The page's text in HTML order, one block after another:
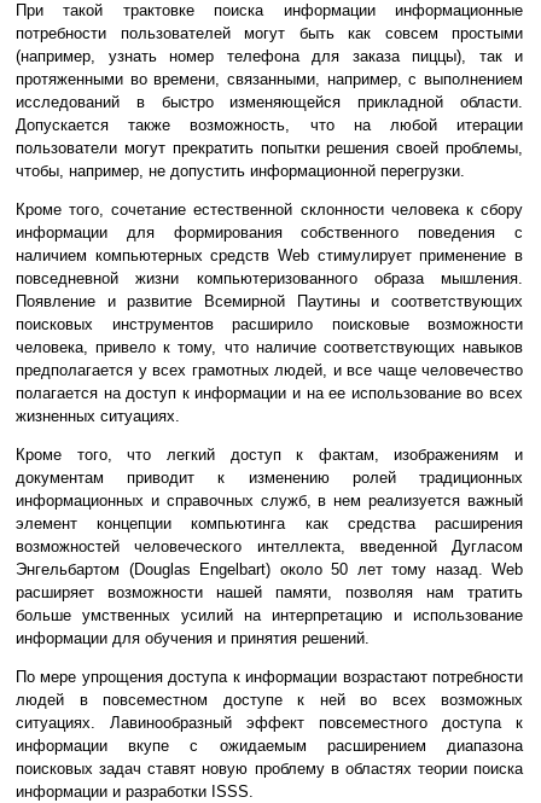
При такой трактовке поиска информации информационные
потребности пользователей могут быть как совсем простыми
(например, узнать номер телефона для заказа пиццы), так и
протяженными во времени, связанными, например, с выполнением
исследований в быстро изменяющейся прикладной области.
Допускается также возможность, что на любой итерации
пользователи могут прекратить попытки решения своей проблемы,
чтобы, например, не допустить информационной перегрузки.
Кроме того, сочетание естественной склонности человека к сбору
информации для формирования собственного поведения с
наличием компьютерных средств Web стимулирует применение в
повседневной жизни компьютеризованного образа мышления.
Появление и развитие Всемирной Паутины и соответствующих
поисковых инструментов расширило поисковые возможности
человека, привело к тому, что наличие соответствующих навыков
предполагается у всех грамотных людей, и все чаще человечество
полагается на доступ к информации и на ее использование во всех
жизненных ситуациях.
Кроме того, что легкий доступ к фактам, изображениям и
документам приводит к изменению ролей традиционных
информационных и справочных служб, в нем реализуется важный
элемент концепции компьютинга как средства расширения
возможностей человеческого интеллекта, введенной Дугласом
Энгельбартом (Douglas Engelbart) около 50 лет тому назад. Web
расширяет возможности нашей памяти, позволяя нам тратить
больше умственных усилий на интерпретацию и использование
информации для обучения и принятия решений.
По мере упрощения доступа к информации возрастают потребности
людей в повсеместном доступе к ней во всех возможных
ситуациях. Лавинообразный эффект повсеместного доступа к
информации вкупе с ожидаемым расширением диапазона
поисковых задач ставят новую проблему в областях теории поиска
информации и разработки ISSS.